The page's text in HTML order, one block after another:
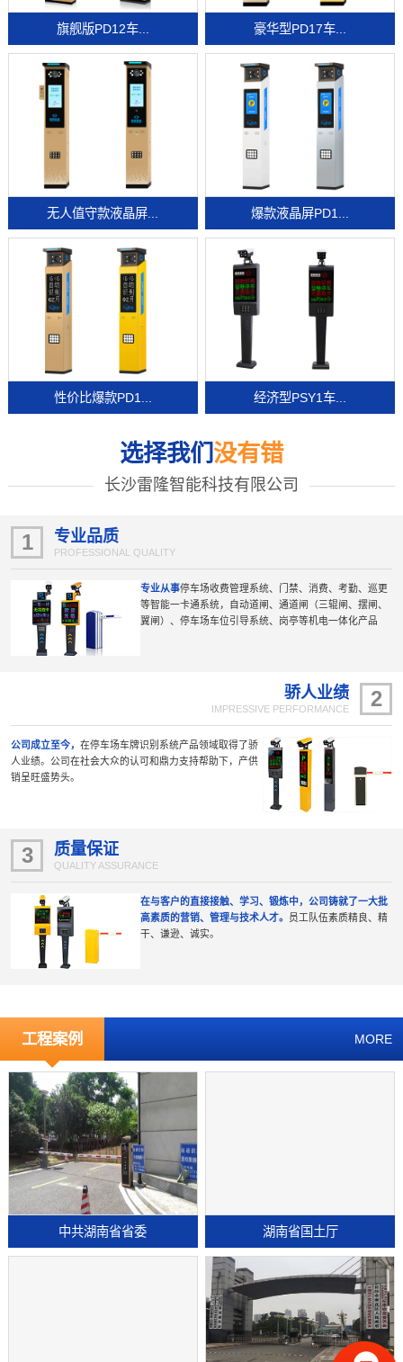
旗舰版PD12车... 豪华型PD17车...
无人值守款液晶屏... 爆款液晶屏PD1...
性价比爆款PD1... 经济型PSY1车...
选择我们没有错
长沙雷隆智能科技有限公司
1 专业品质
PROFESSIONAL QUALITY
专业从事停车场收费管理系统、门禁、消费、考勤、巡更
等智能一卡通系统，自动道闸、通道闸（三辊闸、摆闸、
翼闸）、停车场车位引导系统、岗亭等机电一体化产品
2
骄人业绩
IMPRESSIVE PERFORMANCE
公司成立至今， 在停车场车牌识别系统产品领域取得了骄
人业绩。公司在社会大众的认可和鼎力支持帮助下，产供
销呈旺盛势头。
3 质量保证
QUALITY ASSURANCE
在与客户的直接接触、学习、锻炼中，公司铸就了一大批
高素质的营销、管理与技术人才。 员工队伍素质精良、精
干、谦逊、诚实。
工程案例 MORE
中共湖南省省委 湖南省国土厅